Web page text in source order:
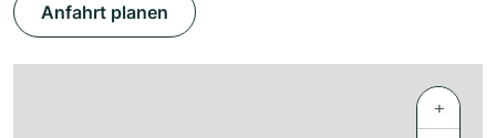
Anfahrt planen
+